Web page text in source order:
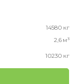
14580 кг
2,6 м³
10230 кг